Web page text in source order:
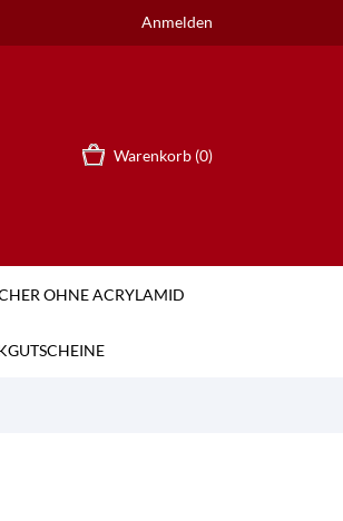
Anmelden
Warenkorb (0)
OHNE ACRYLAMID